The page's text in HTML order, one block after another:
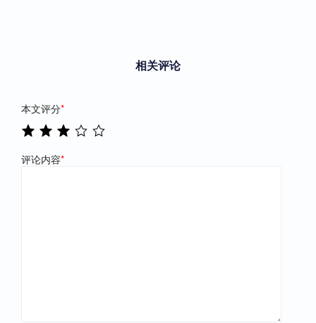
相关评论
本文评分*
评论内容*